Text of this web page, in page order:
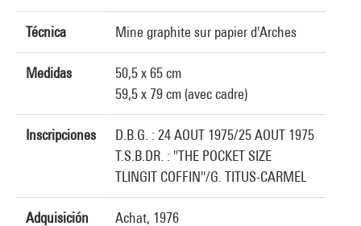
Técnica Mine graphite sur papier d'Arches
Medidas
50,5 x 65 cm
59,5 x 79 cm (avec cadre)
Inscripciones
D.B.G. : 24 AOUT 1975/25 AOUT 1975
T.S.B.DR. : "THE POCKET SIZE
TLINGIT COFFIN"/G. TITUS-CARMEL
Adquisición Achat, 1976